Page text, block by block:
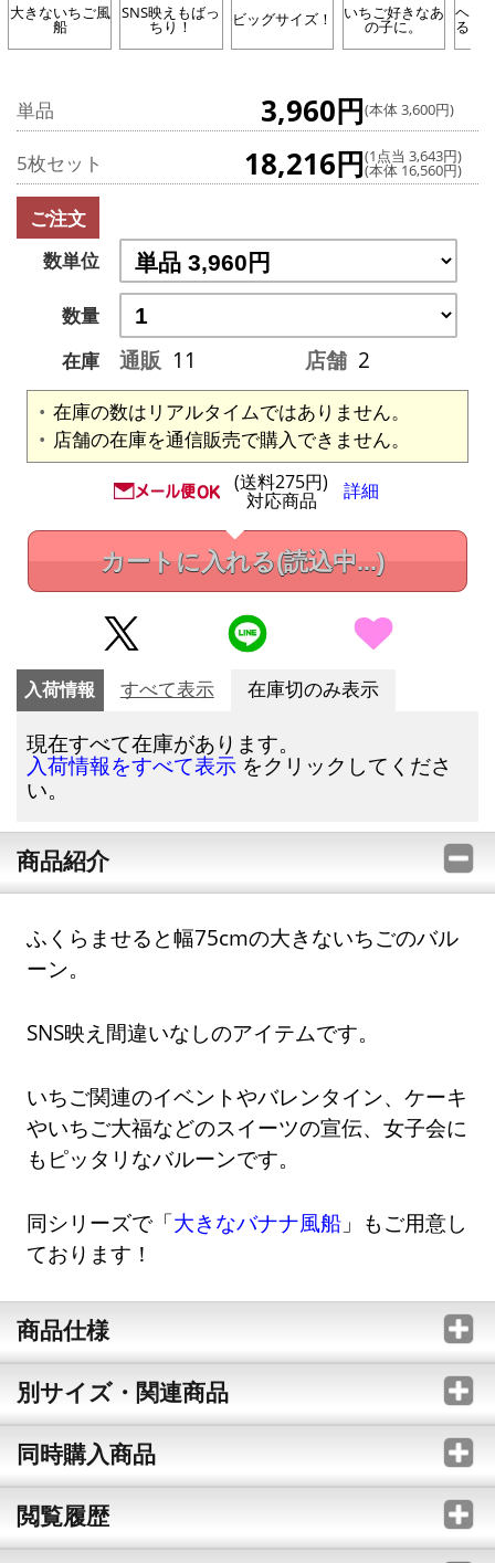
大きないちご風
船
SNS映えもばっ
ちり！ ビッグサイズ！ いちご好きなあ
の子に。
ヘリ
ると
単品 3,960円(本体 3,600円)
5枚セット 18,216円(1点当 3,643円)
(本体 16,560円)
ご注文
数単位
数量
在庫
通販 11 店舗 2
在庫の数はリアルタイムではありません。
店舗の在庫を通信販売で購入できません。
(送料275円)
対応商品 詳細
カートに入れる(読込中...)
入荷情報 すべて表示 在庫切のみ表示
現在すべて在庫があります。
入荷情報をすべて表示 をクリックしてくださ
い。
商品紹介
ふくらませると幅75cmの大きないちごのバル
ーン。
SNS映え間違いなしのアイテムです。
いちご関連のイベントやバレンタイン、ケーキ
やいちご大福などのスイーツの宣伝、女子会に
もピッタリなバルーンです。
同シリーズで「大きなバナナ風船 」もご用意し
ております！
商品仕様
別サイズ・関連商品
同時購入商品
閲覧履歴